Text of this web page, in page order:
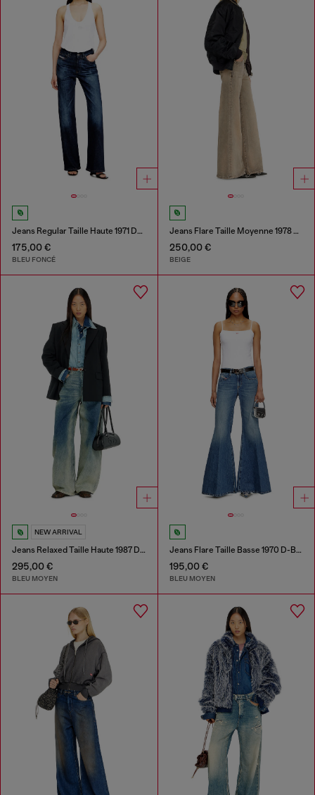
Jeans Regular Taille Haute 1971 D-Sent
175,00 €
BLEU FONCÉ
Jeans Flare Taille Moyenne 1978 D-Akemi
250,00 €
BEIGE
NEW ARRIVAL
Jeans Relaxed Taille Haute 1987 D-Khelz
295,00 €
BLEU MOYEN
Jeans Flare Taille Basse 1970 D-Bleess
195,00 €
BLEU MOYEN